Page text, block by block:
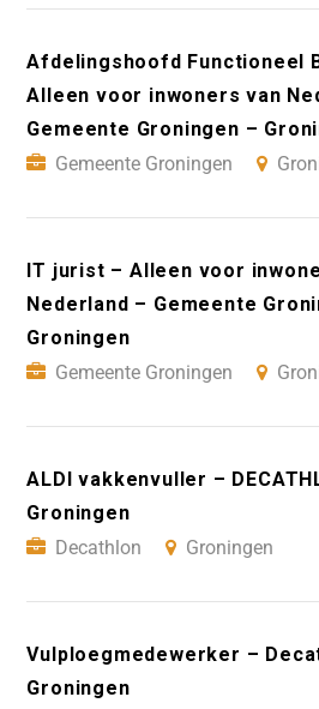
Afdelingshoofd Functioneel
Alleen voor inwoners van
Gemeente Groningen –
Gemeente Groningen
IT jurist – Alleen voor
Nederland – Gemeente
Groningen
Gemeente Groningen
ALDI vakkenvuller –
Groningen
Decathlon
Groningen
Vulploegmedewerker –
Groningen